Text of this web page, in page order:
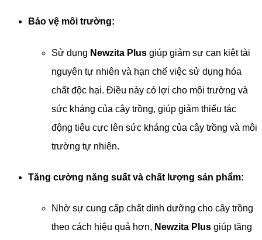
Bảo vệ môi trường:
Sử dụng Newzita Plus giúp giảm sự cạn kiệt tài
nguyên tự nhiên và hạn chế việc sử dụng hóa
chất độc hại. Điều này có lợi cho môi trường và
sức kháng của cây trồng, giúp giảm thiểu tác
động tiêu cực lên sức kháng của cây trồng và môi
trường tự nhiên.
Tăng cường năng suất và chất lượng sản phẩm:
Nhờ sự cung cấp chất dinh dưỡng cho cây trồng
theo cách hiệu quả hơn, Newzita Plus giúp tăng